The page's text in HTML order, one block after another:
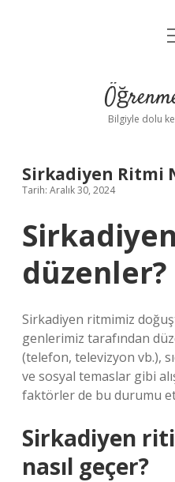
Bilgiyle dolu
Sirkadiyen Ritmi
Tarih: Aralık 30, 2024
düzenler?
Sirkadiyen ritmimiz
genlerimiz tarafından
(telefon, televizyon vb.),
ve sosyal temaslar gibi
faktörler de bu durumu
Sirkadiyen
nasıl geçer?